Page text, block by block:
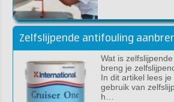
Zelfslijpende antifouling
Wat is
breng je
In dit artikel lees
gebruik van
h…